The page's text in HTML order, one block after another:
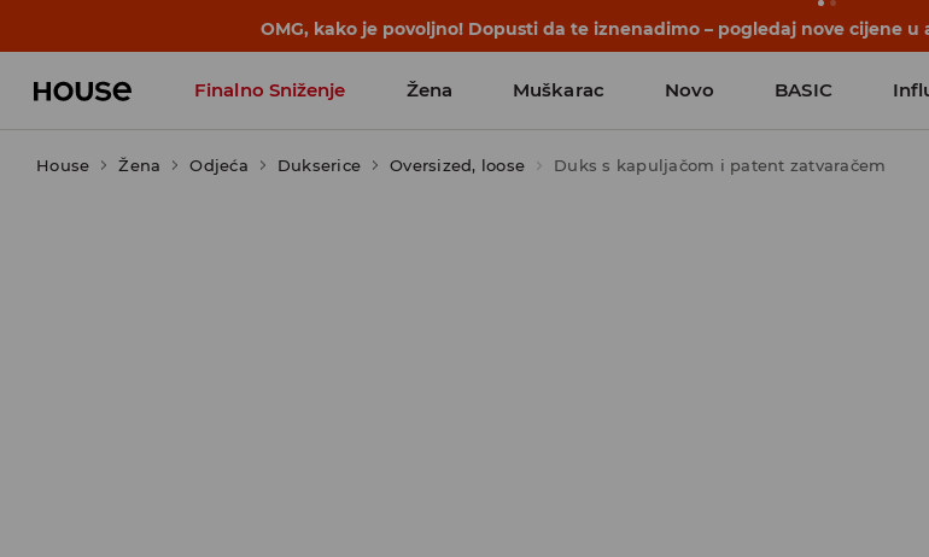
BACK TO SCHOOL 📒Najbolje priče počinju prije prvog školskog zvona.
Finalno Sniženje Žena Muškarac Novo BASIC
House Žena Odjeća Dukserice Oversized, loose Duks s kapuljačom i patent zatvaračem